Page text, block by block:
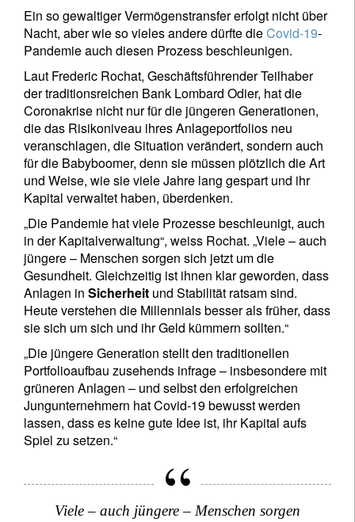
Ein so gewaltiger Vermögenstransfer erfolgt nicht über
Nacht, aber wie so vieles andere dürfte dieCovid-19-
Pandemie auch diesen Prozess beschleunigen.
Laut Frederic Rochat, Geschäftsführender Teilhaber
der traditionsreichen Bank Lombard Odier, hat die
Coronakrise nicht nur für die jüngeren Generationen,
die das Risikoniveau ihres Anlageportfolios neu
veranschlagen, die Situation verändert, sondern auch
für die Babyboomer, denn sie müssen plötzlich die Art
und Weise, wie sie viele Jahre lang gespart und ihr
Kapital verwaltet haben, überdenken.
„Die Pandemie hat viele Prozesse beschleunigt, auch
in der Kapitalverwaltung“, weiss Rochat. „Viele – auch
jüngere – Menschen sorgen sich jetzt um die
Gesundheit. Gleichzeitig ist ihnen klar geworden, dass
Anlagen in Sicherheit und Stabilität ratsam sind.
Heute verstehen die Millennials besser als früher, dass
sie sich um sich und ihr Geld kümmern sollten.“
„Die jüngere Generation stellt den traditionellen
Portfolioaufbau zusehends infrage – insbesondere mit
grüneren Anlagen – und selbst den erfolgreichen
Jungunternehmern hat Covid-19 bewusst werden
lassen, dass es keine gute Idee ist, ihr Kapital aufs
Spiel zu setzen.“
Viele – auch jüngere – Menschen sorgen